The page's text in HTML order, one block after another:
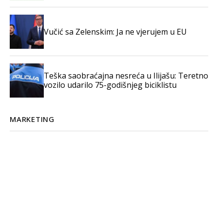
Vučić sa Zelenskim: Ja ne vjerujem u EU
Teška saobraćajna nesreća u Ilijašu: Teretno
vozilo udarilo 75-godišnjeg biciklistu
MARKETING